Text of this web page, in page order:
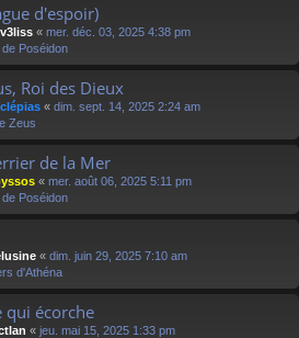
d'espoir)
« mer. déc. 03, 2025 4:38 pm
Poséidon
Roi des Dieux
« dim. sept. 14, 2025 2:24 am
Zeus
de la Mer
« mer. août 06, 2025 5:11 pm
Poséidon
« dim. juin 29, 2025 7:10 am
d'Athéna
qui écorche
« jeu. mai 15, 2025 1:33 pm